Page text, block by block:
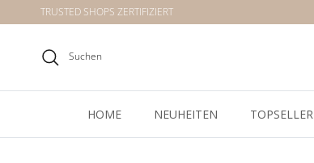
Direkt zum Inhalt
TRUSTED SHOPS ZERTIFIZIERT
Suchen
HOME NEUHEITEN TOPSELLER